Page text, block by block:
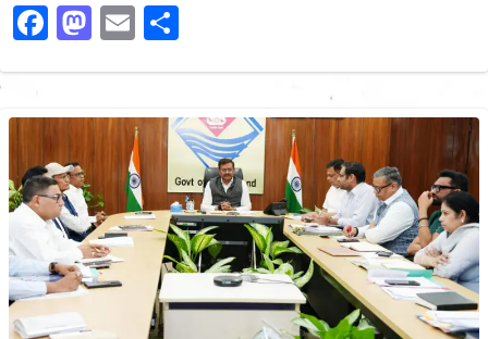
Facebook
Mastodon
Email